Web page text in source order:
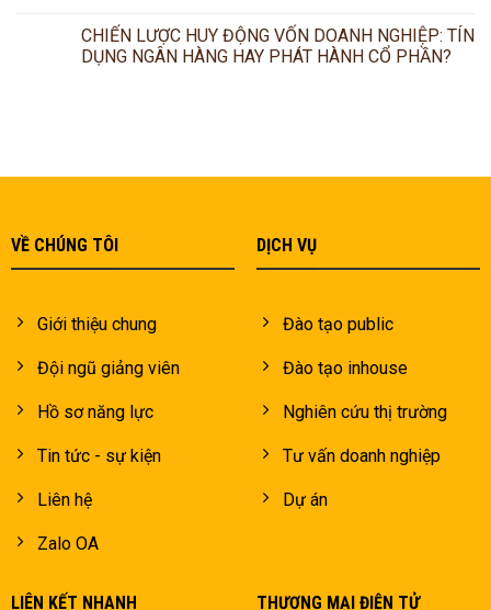
CHIẾN LƯỢC HUY ĐỘNG VỐN DOANH NGHIỆP: TÍN
DỤNG NGÂN HÀNG HAY PHÁT HÀNH CỔ PHẦN?
VỀ CHÚNG TÔI
Giới thiệu chung
Đội ngũ giảng viên
Hồ sơ năng lực
Tin tức - sự kiện
Liên hệ
Zalo OA
DỊCH VỤ
Đào tạo public
Đào tạo inhouse
Nghiên cứu thị trường
Tư vấn doanh nghiệp
Dự án
LIÊN KẾT NHANH THƯƠNG MẠI ĐIỆN TỬ